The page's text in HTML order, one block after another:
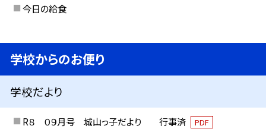
今日の給食
学校からのお便り
学校だより
R８ ０９月号 城山っ子だより 行事済 PDF